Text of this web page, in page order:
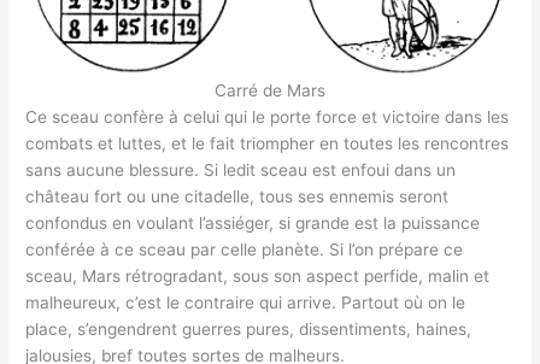
Carré de Mars
Ce sceau confère à celui qui le porte force et victoire dans les
combats et luttes, et le fait triompher en toutes les rencontres
sans aucune blessure. Si ledit sceau est enfoui dans un
château fort ou une citadelle, tous ses ennemis seront
confondus en voulant l’assiéger, si grande est la puissance
conférée à ce sceau par celle planète. Si l’on prépare ce
sceau, Mars rétrogradant, sous son aspect perfide, malin et
malheureux, c’est le contraire qui arrive. Partout où on le
place, s’engendrent guerres pures, dissentiments, haines,
jalousies, bref toutes sortes de malheurs.